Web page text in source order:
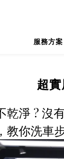
服務方案
超
乾淨 ? 沒
教你洗車